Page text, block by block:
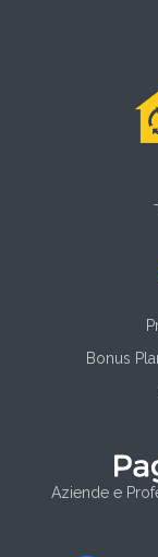
Bonus
Aziende e